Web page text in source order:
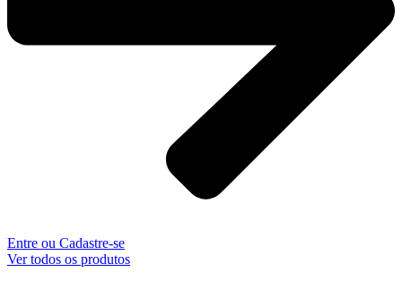
Entre ou Cadastre-se
Ver todos os produtos